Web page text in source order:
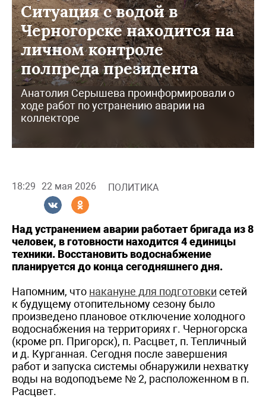
Ситуация с водой в
Черногорске находится на
личном контроле
полпреда президента
Анатолия Серышева проинформировали о
ходе работ по устранению аварии на
коллекторе
18:29 22 мая 2026 ПОЛИТИКА
Над устранением аварии работает бригада из 8
человек, в готовности находится 4 единицы
техники. Восстановить водоснабжение
планируется до конца сегодняшнего дня.
Напомним, что накануне для подготовки сетей
к будущему отопительному сезону было
произведено плановое отключение холодного
водоснабжения на территориях г. Черногорска
(кроме рп. Пригорск), п. Расцвет, п. Тепличный
и д. Курганная. Сегодня после завершения
работ и запуска системы обнаружили нехватку
воды на водоподъеме № 2, расположенном в п.
Расцвет.